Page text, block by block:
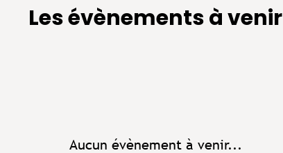
Les évènements à venir
Aucun évènement à venir...